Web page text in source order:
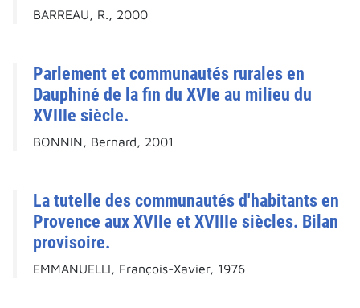
BARREAU, R., 2000
Parlement et communautés rurales en
Dauphiné de la fin du XVIe au milieu du
XVIIIe siècle.
BONNIN, Bernard, 2001
La tutelle des communautés d'habitants en
Provence aux XVIIe et XVIIIe siècles. Bilan
provisoire.
EMMANUELLI, François-Xavier, 1976